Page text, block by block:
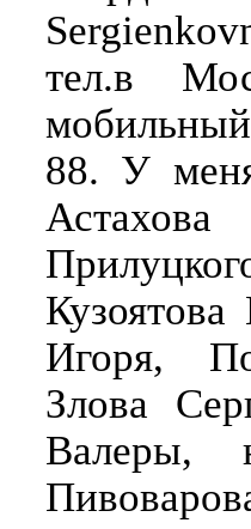
тел.в
88. У
Игоря,
Злова
Валеры,